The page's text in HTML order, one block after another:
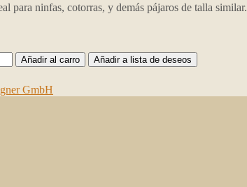
para ninfas, cotorras, y demás pájaros de talla similar.
GmbH